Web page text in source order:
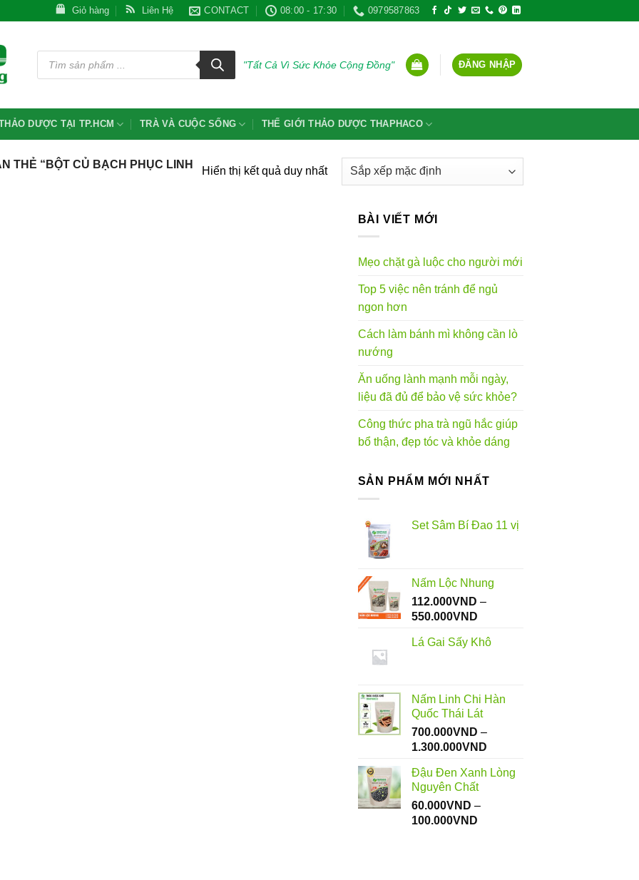
Giỏ hàng Liên Hệ CONTACT 08:00 - 17:30 0979587863
Tìm
kiếm
phẩm
"Tất Cả Vì Sức Khỏe Cộng Đồng" ĐĂNG NHẬP
DƯỢC TẠI TP.HCM TRÀ VÀ CUỘC SỐNG THẾ GIỚI THẢO DƯỢC THAPHACO
THẺ “BỘT CỦ BẠCH PHỤC LINH
Hiển thị kết quả duy nhất
BÀI VIẾT MỚI
Mẹo chặt gà luộc cho người mới
Top 5 việc nên tránh để ngủ
ngon hơn
Cách làm bánh mì không cần lò
nướng
Ăn uống lành mạnh mỗi ngày,
liệu đã đủ để bảo vệ sức khỏe?
Công thức pha trà ngũ hắc giúp
bổ thận, đẹp tóc và khỏe dáng
SẢN PHẨM MỚI NHẤT
Set Sâm Bí Đao 11 vị
Nấm Lộc Nhung
112.000VND –
550.000VNDKhoảng
từ
Lá Gai Sấy Khô
Nấm Linh Chi Hàn
Quốc Thái Lát
700.000VND –
1.300.000VNDKhoảng
từ
Đậu Đen Xanh Lòng
Nguyên Chất
60.000VND –
100.000VNDKhoảng